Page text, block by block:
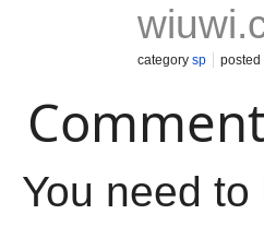
category sp posted
You need